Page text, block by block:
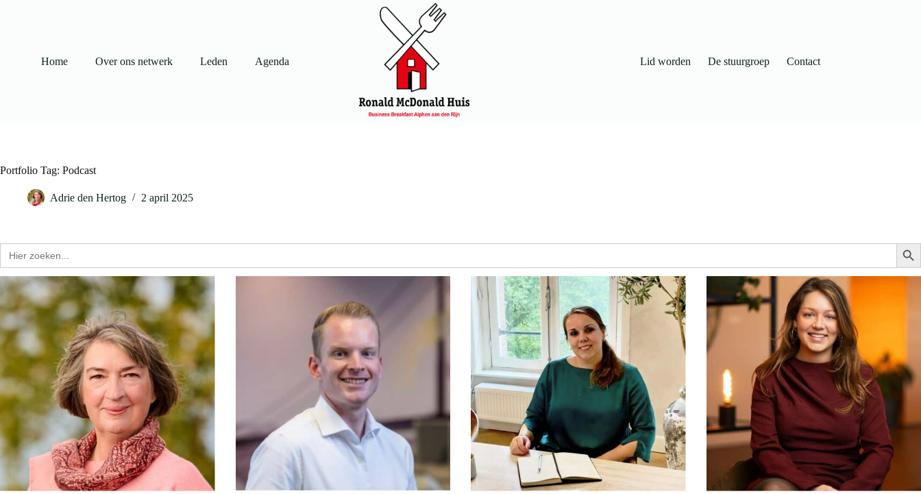
Home
Over ons netwerk Leden Agenda Lid worden De stuurgroep Contact
Portfolio Tag: Podcast
Adrie den Hertog 2 april 2025
Zoek
naar: